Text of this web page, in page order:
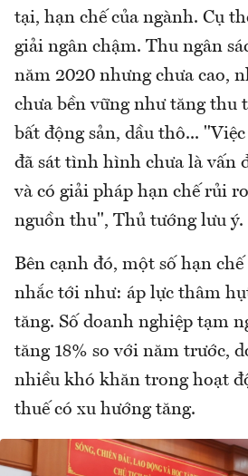
tại, hạn chế của ngành. Cụ
giải ngân chậm. Thu ngân
năm 2020 nhưng chưa cao,
chưa bền vững như tăng thu
bất động sản, dầu thô...
đã sát tình hình chưa là vấn
và có giải pháp hạn chế rủi
nguồn thu", Thủ tướng lưu ý.
Bên cạnh đó, một số hạn
nhắc tới như: áp lực thâm
tăng. Số doanh nghiệp tạm
tăng 18% so với năm trước,
nhiều khó khăn trong hoạt
thuế có xu hướng tăng.